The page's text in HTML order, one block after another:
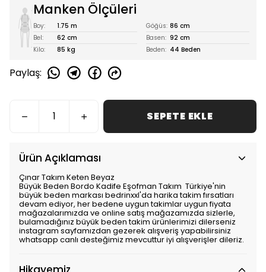
Manken Ölçüleri
Boy: 1.75 m Göğüs: 86 cm
Bel:
62 cm Basen: 92 cm
Kilo:
85 kg Beden: 44 Beden
Paylaş:
SEPETE EKLE
Ürün Açıklaması
Çınar Takım Keten Beyaz
Büyük Beden Bordo Kadife Eşofman Takım Türkiye'nin
büyük beden markası bedrinxxl'da harika takim fırsatları
devam ediyor, her bedene uygun takimlar uygun fiyata
mağazalarımızda ve online satış mağazamızda sizlerle,
bulamadığınız büyük beden takim ürünlerimizi dilerseniz
instagram sayfamızdan gezerek alışveriş yapabilirsiniz
whatsapp canlı desteğimiz mevcuttur iyi alışverişler dileriz.